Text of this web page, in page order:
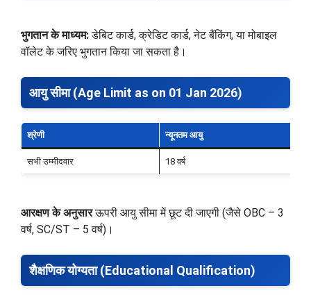
भुगतान के माध्यम:डेबिट कार्ड, क्रेडिट कार्ड, नेट बैंकिंग, या मोबाइल
वॉलेट के जरिए भुगतान किया जा सकता है।
आयु सीमा (Age Limit as on 01 Jan 2026)
श्रेणी न्यूनतम आयु
सभी उम्मीदवार 18 वर्ष
आरक्षण के अनुसारऊपरी आयु सीमा में छूट दी जाएगी (जैसे OBC – 3
वर्ष, SC/ST – 5 वर्ष)।
शैक्षणिक योग्यता (Educational Qualification)